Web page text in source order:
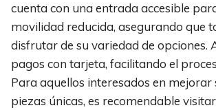
cuenta con una entrada accesible
movilidad reducida, asegurando que
disfrutar de su variedad de opciones.
pagos con tarjeta, facilitando el
Para aquellos interesados en mejorar
piezas únicas, es recomendable